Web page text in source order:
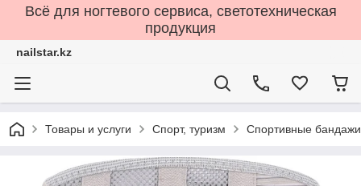
Всё для ногтевого сервиса, светотехническая
продукция
nailstar.kz
Товары и услуги Спорт, туризм Спортивные бандажи